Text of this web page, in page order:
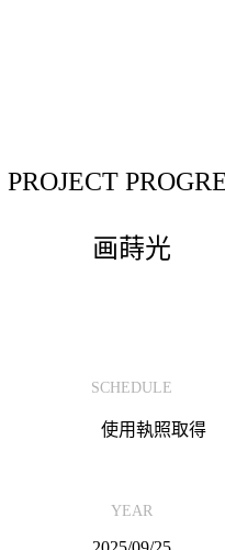
PROJECT
画蒔光
SCHEDULE
使用執照取得
YEAR